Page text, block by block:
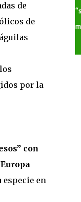
de
de
por la
con
especie en